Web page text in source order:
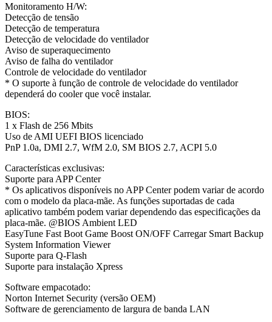
Monitoramento H/W:
Detecção de tensão
Detecção de temperatura
Detecção de velocidade do ventilador
Aviso de superaquecimento
Aviso de falha do ventilador
Controle de velocidade do ventilador
* O suporte à função de controle de velocidade do ventilador
dependerá do cooler que você instalar.
BIOS:
1 x Flash de 256 Mbits
Uso de AMI UEFI BIOS licenciado
PnP 1.0a, DMI 2.7, WfM 2.0, SM BIOS 2.7, ACPI 5.0
Características exclusivas:
Suporte para APP Center
* Os aplicativos disponíveis no APP Center podem variar de acordo
com o modelo da placa-mãe. As funções suportadas de cada
aplicativo também podem variar dependendo das especificações da
placa-mãe. @BIOS Ambient LED
EasyTune Fast Boot Game Boost ON/OFF Carregar Smart Backup
System Information Viewer
Suporte para Q-Flash
Suporte para instalação Xpress
Software empacotado:
Norton Internet Security (versão OEM)
Software de gerenciamento de largura de banda LAN